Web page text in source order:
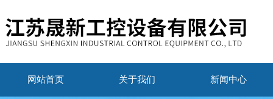
网站首页 关于我们 新闻中心